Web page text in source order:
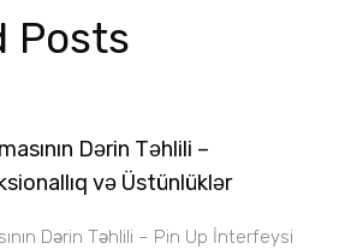
Posts
Dərin Təhlili –
və Üstünlüklər
Dərin Təhlili – Pin Up İnterfeysi